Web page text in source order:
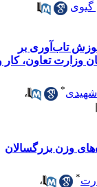
تاب‌آوری بر
تعاون، کار و
،
وزن بزرگسالان
،